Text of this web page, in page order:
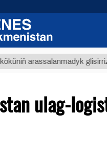
glisirrizin
ulag-